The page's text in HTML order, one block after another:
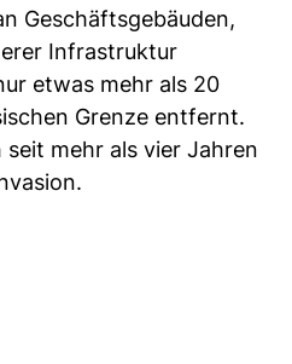
Geschäftsgebäuden,
Infrastruktur
etwas mehr als 20
Grenze entfernt.
mehr als vier Jahren